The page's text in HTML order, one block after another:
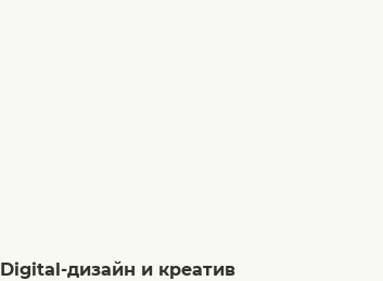
Digital-дизайн и креатив